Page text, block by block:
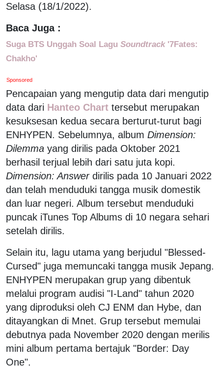
Selasa (18/1/2022).
Baca Juga :
Suga BTS Unggah Soal Lagu Soundtrack'7Fates:
Chakho'
Sponsored
Pencapaian yang mengutip data dari mengutip
data dari Hanteo Chart tersebut merupakan
kesuksesan kedua secara berturut-turut bagi
ENHYPEN. Sebelumnya, album Dimension:
Dilemma yang dirilis pada Oktober 2021
berhasil terjual lebih dari satu juta kopi.
Dimension: Answerdirilis pada 10 Januari 2022
dan telah menduduki tangga musik domestik
dan luar negeri. Album tersebut menduduki
puncak iTunes Top Albums di 10 negara sehari
setelah dirilis.
Selain itu, lagu utama yang berjudul "Blessed-
Cursed" juga memuncaki tangga musik Jepang.
ENHYPEN merupakan grup yang dibentuk
melalui program audisi "I-Land" tahun 2020
yang diproduksi oleh CJ ENM dan Hybe, dan
ditayangkan di Mnet. Grup tersebut memulai
debutnya pada November 2020 dengan merilis
mini album pertama bertajuk "Border: Day
One".